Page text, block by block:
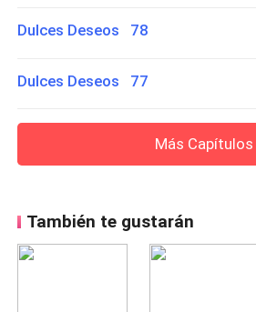
Dulces Deseos 78
Dulces Deseos 77
Más Capítulos
También te gustarán